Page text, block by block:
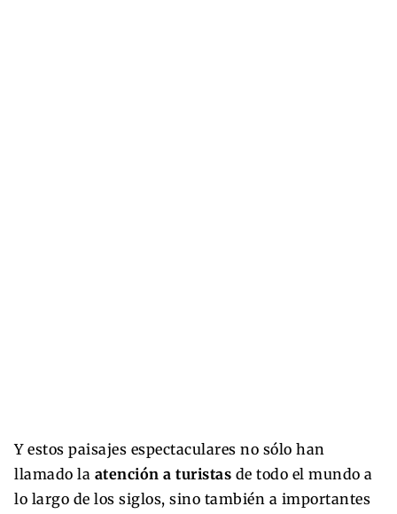
Y estos paisajes espectaculares no sólo han
llamado la atención a turistas de todo el mundo a
lo largo de los siglos, sino también a importantes